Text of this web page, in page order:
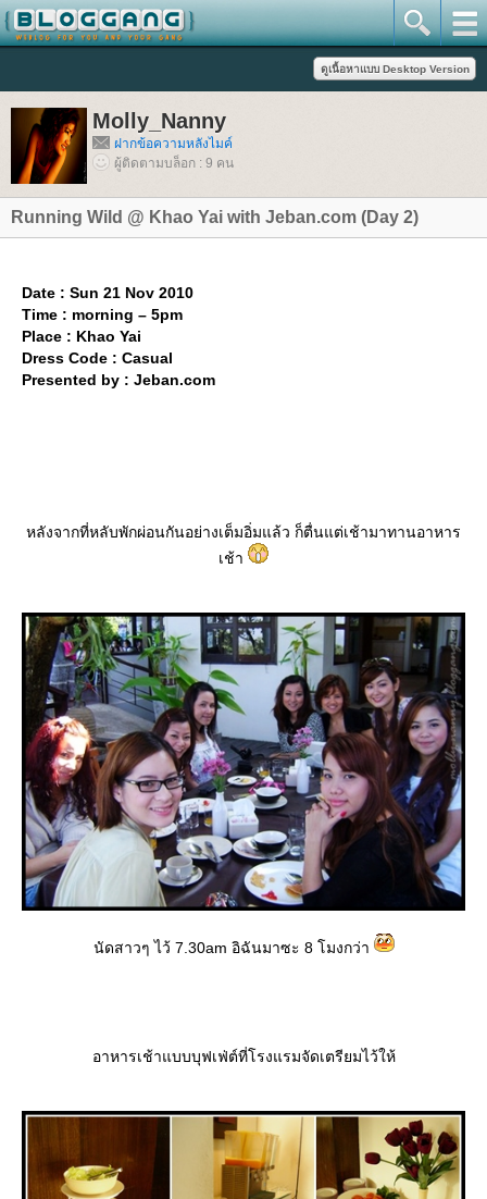
Molly_Nanny
ฝากข้อความหลังไมค์
ผู้ติดตามบล็อก : 9 คน
Running Wild @ Khao Yai with Jeban.com (Day 2)
Date : Sun 21 Nov 2010
Time : morning – 5pm
Place : Khao Yai
Dress Code : Casual
Presented by : Jeban.com
หลังจากที่หลับพักผ่อนกันอย่างเต็มอิ่มแล้ว ก็ตื่นแต่เช้ามาทานอาหาร
เช้า
นัดสาวๆ ไว้ 7.30am อิฉันมาซะ 8 โมงกว่า
อาหารเช้าแบบบุฟเฟ่ต์ที่โรงแรมจัดเตรียมไว้ให้